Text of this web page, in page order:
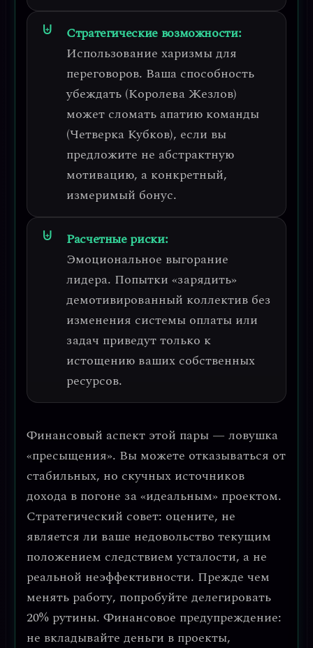
Стратегические возможности:
Использование харизмы для
переговоров. Ваша способность
убеждать (Королева Жезлов)
может сломать апатию команды
(Четверка Кубков), если вы
предложите не абстрактную
мотивацию, а конкретный,
измеримый бонус.
Расчетные риски:
Эмоциональное выгорание
лидера. Попытки «зарядить»
демотивированный коллектив без
изменения системы оплаты или
задач приведут только к
истощению ваших собственных
ресурсов.
Финансовый аспект этой пары — ловушка
«пресыщения». Вы можете отказываться от
стабильных, но скучных источников
дохода в погоне за «идеальным» проектом.
Стратегический совет: оцените, не
является ли ваше недовольство текущим
положением следствием усталости, а не
реальной неэффективности. Прежде чем
менять работу, попробуйте делегировать
20% рутины. Финансовое предупреждение:
не вкладывайте деньги в проекты,